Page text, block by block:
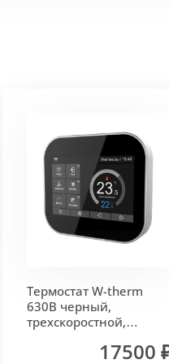
(без доплат)
на 10 или 18
Термостат W-therm
630В черный,
трехскоростной,
17500